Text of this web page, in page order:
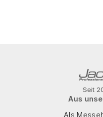
Seit
Aus
Als